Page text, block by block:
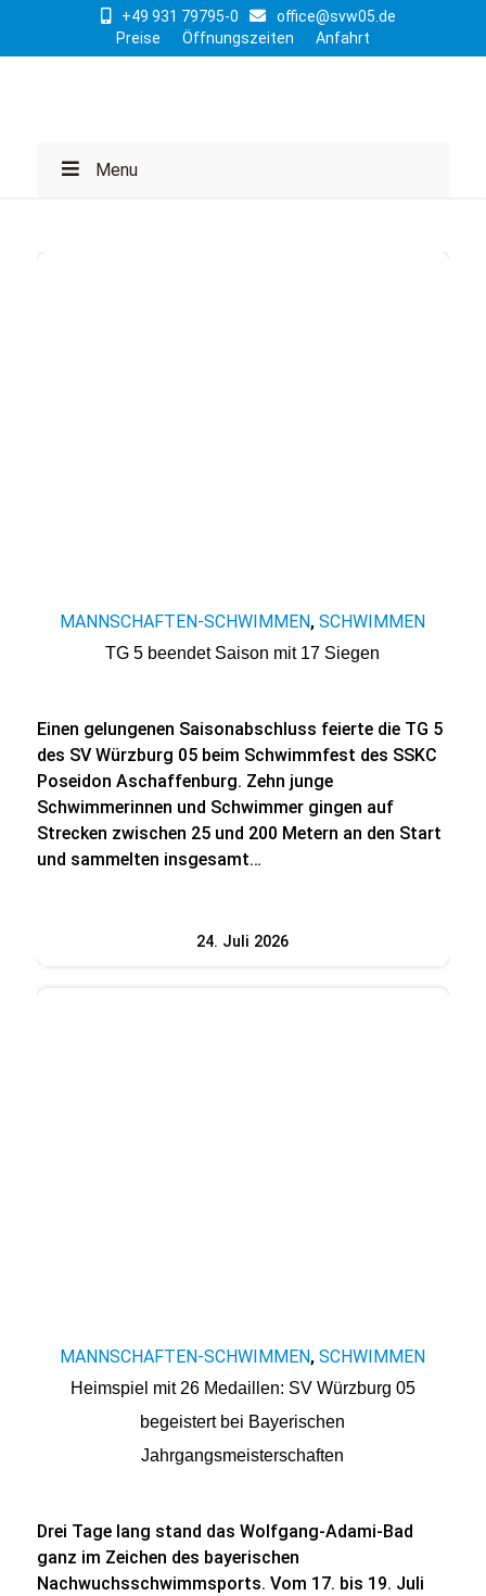
+49 931 79795-0
office@svw05.de
Preise
Öffnungszeiten Anfahrt
Menu
MANNSCHAFTEN-SCHWIMMEN,SCHWIMMEN
TG 5 beendet Saison mit 17 Siegen
Einen gelungenen Saisonabschluss feierte die TG 5
des SV Würzburg 05 beim Schwimmfest des SSKC
Poseidon Aschaffenburg. Zehn junge
Schwimmerinnen und Schwimmer gingen auf
Strecken zwischen 25 und 200 Metern an den Start
und sammelten insgesamt…
24. Juli 2026
MANNSCHAFTEN-SCHWIMMEN,SCHWIMMEN
Heimspiel mit 26 Medaillen: SV Würzburg 05
begeistert bei Bayerischen
Jahrgangsmeisterschaften
Drei Tage lang stand das Wolfgang-Adami-Bad
ganz im Zeichen des bayerischen
Nachwuchsschwimmsports. Vom 17. bis 19. Juli